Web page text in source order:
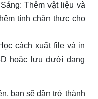
Thêm vật liệu và
tính chân thực cho
cách xuất file và in
hoặc lưu dưới dạng
bạn sẽ dần trở thành